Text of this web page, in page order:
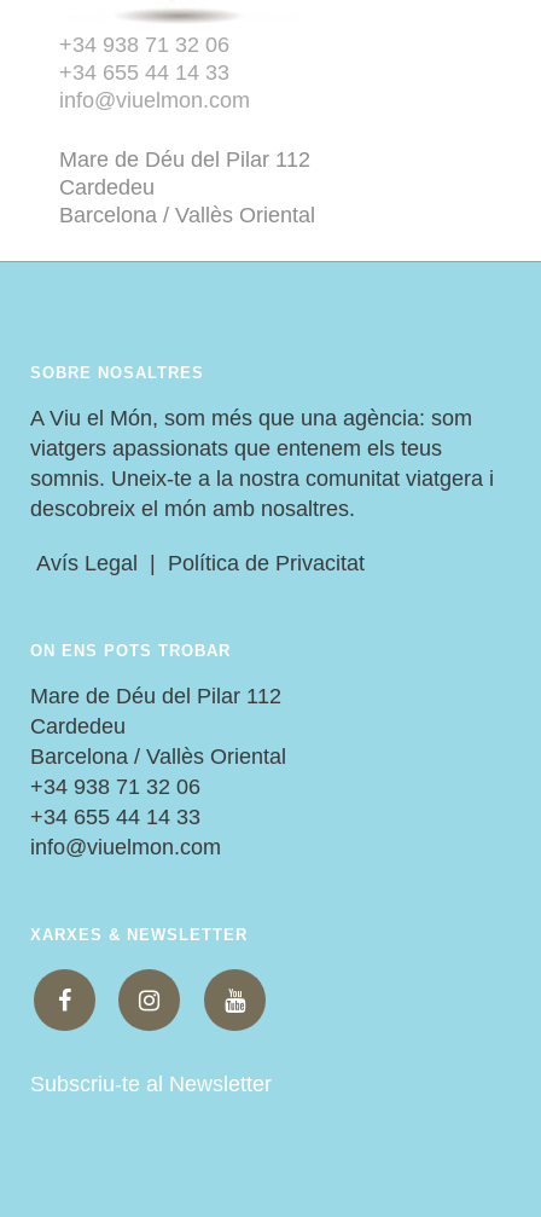
+34 938 71 32 06
+34 655 44 14 33
info@viuelmon.com
Mare de Déu del Pilar 112
Cardedeu
Barcelona / Vallès Oriental
SOBRE NOSALTRES
A Viu el Món, som més que una agència: som
viatgers apassionats que entenem els teus
somnis. Uneix-te a la nostra comunitat viatgera i
descobreix el món amb nosaltres.
Avís Legal Política de Privacitat
ON ENS POTS TROBAR
Mare de Déu del Pilar 112
Cardedeu
Barcelona / Vallès Oriental
+34 938 71 32 06
+34 655 44 14 33
info@viuelmon.com
XARXES & NEWSLETTER
Subscriu-te al Newsletter